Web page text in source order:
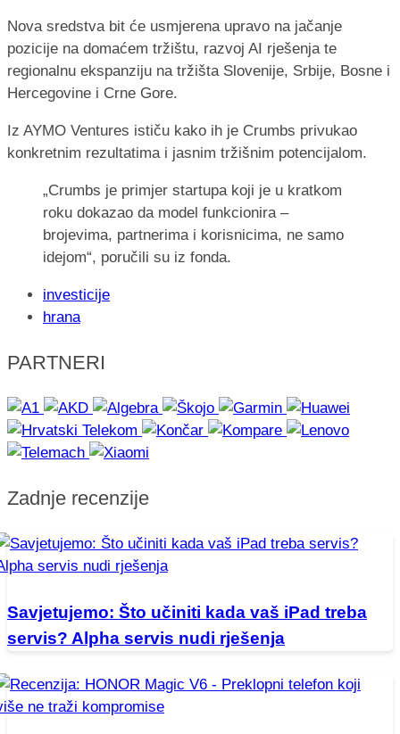
Nova sredstva bit će usmjerena upravo na jačanje
pozicije na domaćem tržištu, razvoj AI rješenja te
regionalnu ekspanziju na tržišta Slovenije, Srbije, Bosne i
Hercegovine i Crne Gore.
Iz AYMO Ventures ističu kako ih je Crumbs privukao
konkretnim rezultatima i jasnim tržišnim potencijalom.
„Crumbs je primjer startupa koji je u kratkom
roku dokazao da model funkcionira –
brojevima, partnerima i korisnicima, ne samo
idejom“, poručili su iz fonda.
investicije
hrana
PARTNERI
Zadnje recenzije
Savjetujemo: Što učiniti kada vaš iPad treba
servis? Alpha servis nudi rješenja